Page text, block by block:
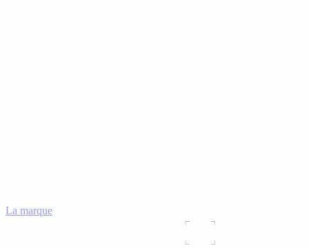
La marque